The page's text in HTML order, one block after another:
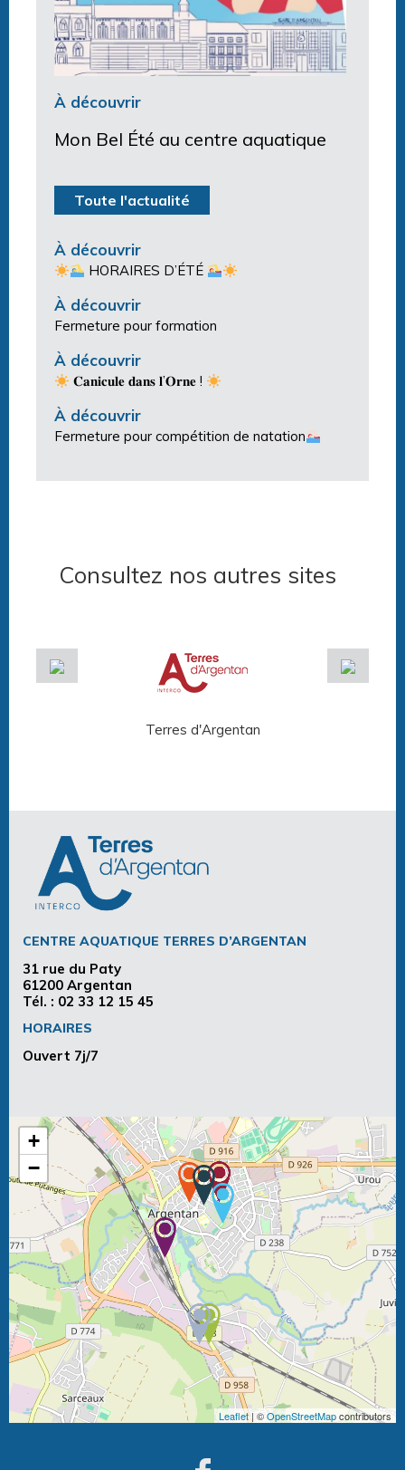
À découvrir
Mon Bel Été au centre aquatique
Toute l'actualité
À découvrir
HORAIRES D’ÉTÉ
À découvrir
Fermeture pour formation
À découvrir
𝐂𝐚𝐧𝐢𝐜𝐮𝐥𝐞 𝐝𝐚𝐧𝐬 𝐥’𝐎𝐫𝐧𝐞 !
À découvrir
Fermeture pour compétition de natation
Consultez nos autres sites
Terres d'Argentan
CENTRE AQUATIQUE TERRES D’ARGENTAN
31 rue du Paty
61200 Argentan
Tél. : 02 33 12 15 45
HORAIRES
Ouvert 7j/7
+
−
Leaflet| ©OpenStreetMapcontributors